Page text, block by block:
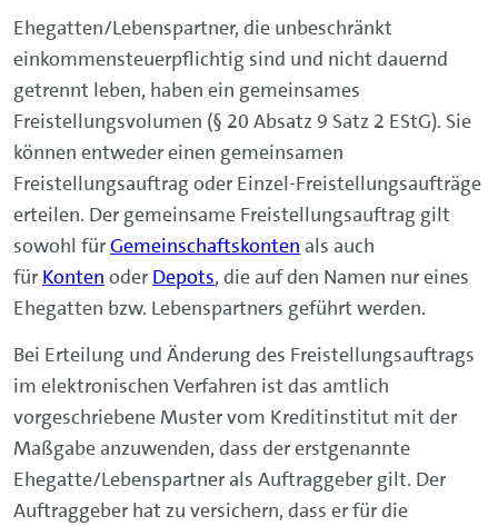
Ehegatten/Lebenspartner, die unbeschränkt
einkommensteuerpflichtig sind und nicht dauernd
getrennt leben, haben ein gemeinsames
Freistellungsvolumen (§ 20 Absatz 9 Satz 2 EStG). Sie
können entweder einen gemeinsamen
Freistellungsauftrag oder Einzel-Freistellungsaufträge
erteilen. Der gemeinsame Freistellungsauftrag gilt
sowohl fürGemeinschaftskonten als auch
für Konten oder Depots, die auf den Namen nur eines
Ehegatten bzw. Lebenspartners geführt werden.
Bei Erteilung und Änderung des Freistellungsauftrags
im elektronischen Verfahren ist das amtlich
vorgeschriebene Muster vom Kreditinstitut mit der
Maßgabe anzuwenden, dass der erstgenannte
Ehegatte/Lebenspartner als Auftraggeber gilt. Der
Auftraggeber hat zu versichern, dass er für die